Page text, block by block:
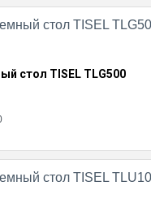
стол TISEL TLG500